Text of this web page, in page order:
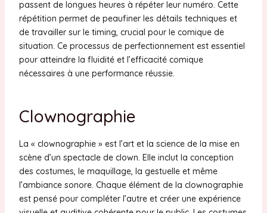
passent de longues heures à répéter leur numéro. Cette
répétition permet de peaufiner les détails techniques et
de travailler sur le timing, crucial pour le comique de
situation. Ce processus de perfectionnement est essentiel
pour atteindre la fluidité et l’efficacité comique
nécessaires à une performance réussie.
Clownographie
La « clownographie » est l’art et la science de la mise en
scène d’un spectacle de clown. Elle inclut la conception
des costumes, le maquillage, la gestuelle et même
l’ambiance sonore. Chaque élément de la clownographie
est pensé pour compléter l’autre et créer une expérience